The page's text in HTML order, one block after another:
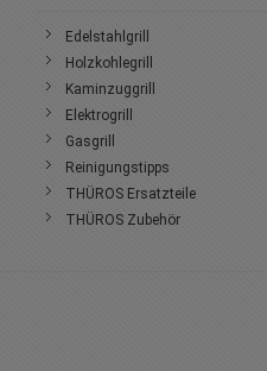
Edelstahlgrill
Holzkohlegrill
Kaminzuggrill
Elektrogrill
Gasgrill
Reinigungstipps
THÜROS Ersatzteile
THÜROS Zubehör